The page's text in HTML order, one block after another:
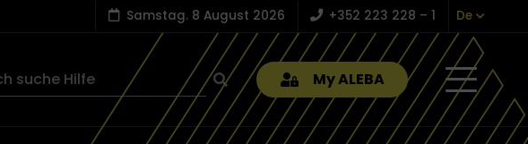
Samstag. 8 August 2026 +352 223 228 – 1 De
My ALEBA